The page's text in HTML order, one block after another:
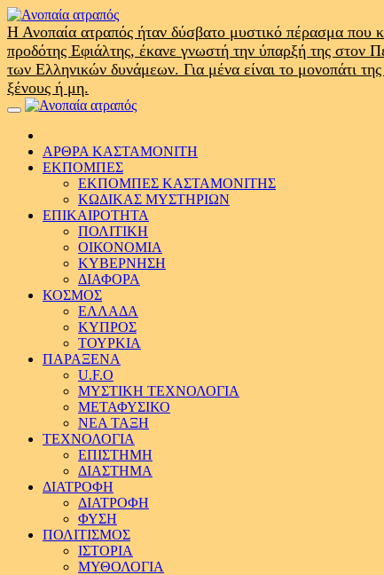
Skip
to
content
Η Ανοπαία ατραπός ήταν δύσβατο μυστικό πέρασμα
προδότης Εφιάλτης, έκανε γνωστή την ύπαρξή της
των Ελληνικών δυνάμεων. Για μένα είναι το μονοπάτι
ξένους ή μη.
Primary
ΑΡΘΡΑ ΚΑΣΤΑΜΟΝΙΤΗ
ΕΚΠΟΜΠΕΣ
ΕΚΠΟΜΠΕΣ ΚΑΣΤΑΜΟΝΙΤΗΣ
ΚΩΔΙΚΑΣ ΜΥΣΤΗΡΙΩΝ
ΕΠΙΚΑΙΡΟΤΗΤΑ
ΠΟΛΙΤΙΚΗ
ΟΙΚΟΝΟΜΙΑ
ΚΥΒΕΡΝΗΣΗ
ΔΙΑΦΟΡΑ
ΚΟΣΜΟΣ
ΕΛΛΑΔΑ
ΚΥΠΡΟΣ
ΤΟΥΡΚΙΑ
ΠΑΡΑΞΕΝΑ
U.F.O
ΜΥΣΤΙΚΗ ΤΕΧΝΟΛΟΓΙΑ
ΜΕΤΑΦΥΣΙΚΟ
ΝΕΑ ΤΑΞΗ
ΤΕΧΝΟΛΟΓΙΑ
ΕΠΙΣΤΗΜΗ
ΔΙΑΣΤΗΜΑ
ΔΙΑΤΡΟΦΗ
ΔΙΑΤΡΟΦΗ
ΦΥΣΗ
ΠΟΛΙΤΙΣΜΟΣ
ΙΣΤΟΡΙΑ
ΜΥΘΟΛΟΓΙΑ